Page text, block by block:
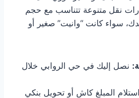
نقل متنوعة تتناسب مع حجم
سواء كانت “وانيت” صغير أو
نصل إليك في حي الروابي خلال
استلام المبلغ كاش أو تحويل بنكي